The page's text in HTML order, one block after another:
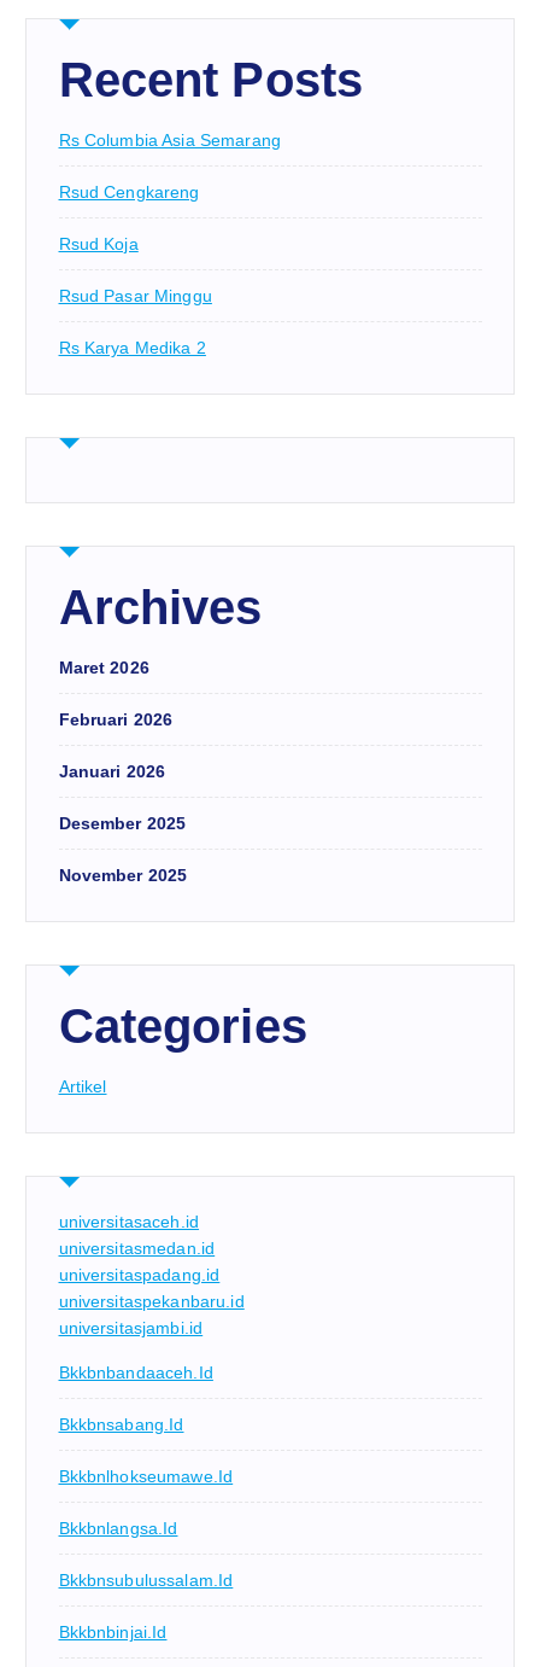
Recent Posts
Rs Columbia Asia Semarang
Rsud Cengkareng
Rsud Koja
Rsud Pasar Minggu
Rs Karya Medika 2
Archives
Maret 2026
Februari 2026
Januari 2026
Desember 2025
November 2025
Categories
Artikel
universitasaceh.id
universitasmedan.id
universitaspadang.id
universitaspekanbaru.id
universitasjambi.id
Bkkbnbandaaceh.id
Bkkbnsabang.id
Bkkbnlhokseumawe.id
Bkkbnlangsa.id
Bkkbnsubulussalam.id
Bkkbnbinjai.id